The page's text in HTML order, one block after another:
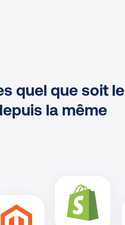
quel que soit le
la même